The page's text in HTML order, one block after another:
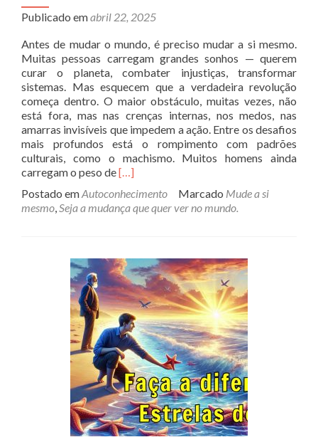
Publicado emabril 22, 2025
Antes de mudar o mundo, é preciso mudar a si mesmo.
Muitas pessoas carregam grandes sonhos — querem
curar o planeta, combater injustiças, transformar
sistemas. Mas esquecem que a verdadeira revolução
começa dentro. O maior obstáculo, muitas vezes, não
está fora, mas nas crenças internas, nos medos, nas
amarras invisíveis que impedem a ação. Entre os desafios
mais profundos está o rompimento com padrões
culturais, como o machismo. Muitos homens ainda
carregam o peso deRead
about
Mude
mesmo
e
depois
mude
o
mundo
[…]
Postado emAutoconhecimento Marcado Mude a si
mesmo,Seja a mudança que quer ver no mundo.